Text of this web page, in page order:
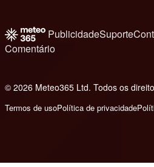
PublicidadeSuporte
Comentário
© 2026 Meteo365 Ltd. Todos os
Termos de usoPolítica de privacidade